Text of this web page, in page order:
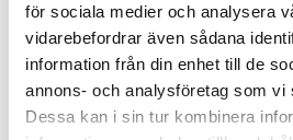
för sociala medier och analysera
vidarebefordrar även sådana
information från din enhet till de
annons- och analysföretag som vi
Dessa kan i sin tur kombinera
Hotell, kök & servering
Lager, logistik & industri
Ekonomi, administration,
Försäljning, mötesbokning &